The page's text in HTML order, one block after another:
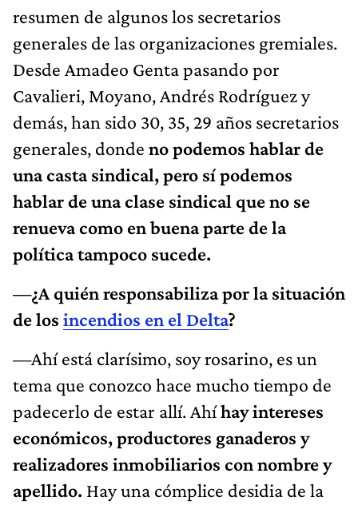
resumen de algunos los secretarios
generales de las organizaciones gremiales.
Desde Amadeo Genta pasando por
Cavalieri, Moyano, Andrés Rodríguez y
demás, han sido 30, 35, 29 años secretarios
generales, donde no podemos hablar de
una casta sindical, pero sípodemos
hablar de una clase sindical que no se
renueva como en buena parte de la
política tampoco sucede.
—¿A quién responsabiliza por la situación
de los incendios en el Delta?
—Ahí está clarísimo, soy rosarino, es un
tema que conozco hace mucho tiempo de
padecerlo de estar allí. Ahíhay intereses
económicos, productores ganaderos y
realizadores inmobiliarios con nombre y
apellido. Hay una cómplice desidia de la